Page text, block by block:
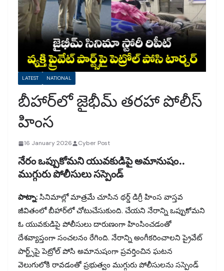
LATEST NATIONAL
బీహార్‌లో జైభీమ్ తరహా పోలీస్
హింస
16 January 2026 Cyber Post
నేరం ఒప్పుకోమని యువకుడిపై అమానుషం..
ముగ్గురు పోలీసులు సస్పెండ్
పాట్నా: సినిమాల్లో మాత్రమే చూసిన థర్డ్ డిగ్రీ హింస వాస్తవ
జీవితంలో బీహార్‌లో చోటుచేసుకుంది. చేయని నేరాన్ని ఒప్పుకోమని
ఓ యువకుడిపై పోలీసులు దారుణంగా హింసించడంతో
దేశవ్యాప్తంగా సంచలనం రేగింది. నేరాన్ని అంగీకరించాలని ప్రైవేట్
పార్ట్స్‌పై పెట్రోల్ పోసి అమానుషంగా ప్రవర్తించిన ఘటన
వెలుగులోకి రావడంతో ప్రభుత్వం ముగ్గురు పోలీసులను సస్పెండ్